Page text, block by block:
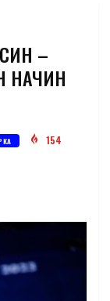
–
НАЧИН
154